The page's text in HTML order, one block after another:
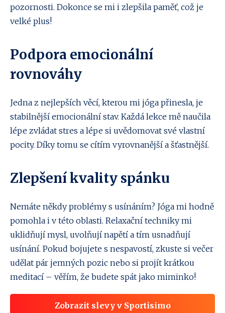
pozornosti. Dokonce se mi i zlepšila paměť, což je
velké plus!
Podpora emocionální
rovnováhy
Jedna z nejlepších věcí, kterou mi jóga přinesla, je
stabilnější emocionální stav. Každá lekce mě naučila
lépe zvládat stres a lépe si uvědomovat své vlastní
pocity. Díky tomu se cítím vyrovnanější a šťastnější.
Zlepšení kvality spánku
Nemáte někdy problémy s usínáním? Jóga mi hodně
pomohla i v této oblasti. Relaxační techniky mi
uklidňují mysl, uvolňují napětí a tím usnadňují
usínání. Pokud bojujete s nespavostí, zkuste si večer
udělat pár jemných pozic nebo si projít krátkou
meditací – věřím, že budete spát jako miminko!
Zobrazit slevy v Sportisimo